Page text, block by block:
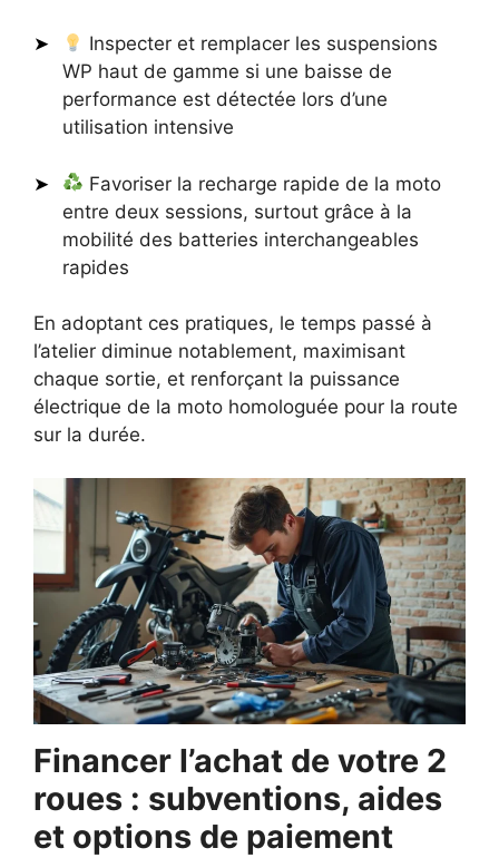
Inspecter et remplacer les suspensions
WP haut de gamme si une baisse de
performance est détectée lors d’une
utilisation intensive
Favoriser la recharge rapide de la moto
entre deux sessions, surtout grâce à la
mobilité des batteries interchangeables
rapides
En adoptant ces pratiques, le temps passé à
l’atelier diminue notablement, maximisant
chaque sortie, et renforçant la puissance
électrique de la moto homologuée pour la route
sur la durée.
Financer l’achat de votre 2
roues : subventions, aides
et options de paiement